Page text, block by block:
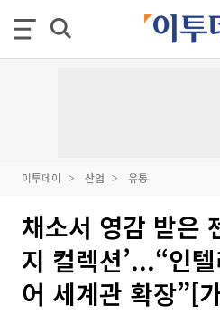
이투데이 산업 유통
채소서 영감 받은
지 컬렉션’...“인
어 세계관 확장”[